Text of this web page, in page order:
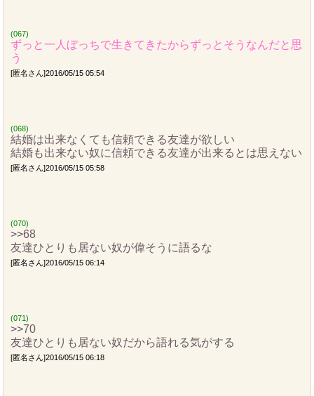
(067)
ずっと一人ぼっちで生きてきたからずっとそうなんだと思
う
[匿名さん]2016/05/15 05:54
(068)
結婚は出来なくても信頼できる友達が欲しい
結婚も出来ない奴に信頼できる友達が出来るとは思えない
[匿名さん]2016/05/15 05:58
(070)
>>68
友達ひとりも居ない奴が偉そうに語るな
[匿名さん]2016/05/15 06:14
(071)
>>70
友達ひとりも居ない奴だから語れる気がする
[匿名さん]2016/05/15 06:18